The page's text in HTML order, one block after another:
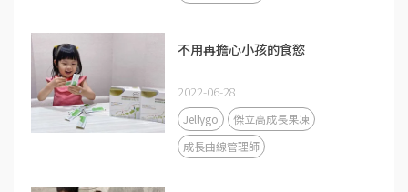
不用再擔心小孩的食慾
2022-06-28
Jellygo
傑立高成長果凍
成長曲線管理師